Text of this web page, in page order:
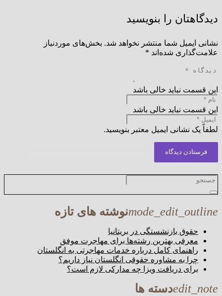
دیدگاهتان را بنویسید
نشانی ایمیل شما منتشر نخواهد شد. بخش‌های موردنیاز
علامت‌گذاری شده‌اند *
این قسمت نباید خالی باشد
این قسمت نباید خالی باشد
لطفاً یک نشانی ایمیل معتبر بنویسید.
فرستادن دیدگاه
mode_edit_outlineنوشته های تازه
حقوق بازنشستگی در بریتانیا
معرفی بهترین رشته‌ها برای مهاجرت موفق
راهنمای کامل درباره خدمات مهاجرتی به انگلستان
چرا به مشاوره حقوقی انگلستان نیاز داریم؟
برای دریافت ویزا چه مدارکی لازم است؟
edit_noteدسته ها